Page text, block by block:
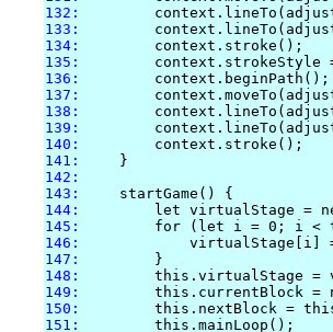
132:
133:
134:
135:
136:
137:
138:
139:
140:
141:
142:
143:
144:
145:
146:
147:
148:
149:
150:
151: